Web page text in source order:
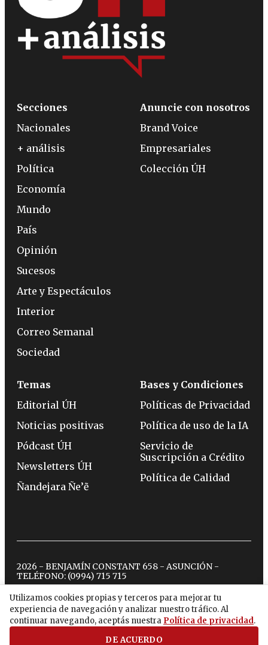
Utilizamos cookies propias y terceros para mejorar tu
experiencia de navegación y analizar nuestro tráfico. Al
continuar navegando, aceptás nuestra Política de privacidad.
DE ACUERDO
Secciones
Nacionales
+ análisis
Política
Economía
Mundo
País
Opinión
Sucesos
Arte y Espectáculos
Interior
Correo Semanal
Sociedad
Anuncie con nosotros
Brand Voice
Empresariales
Colección ÚH
Temas
Editorial ÚH
Noticias positivas
Pódcast ÚH
Newsletters ÚH
Ñandejara Ñe’ẽ
Bases y Condiciones
Políticas de Privacidad
Política de uso de la IA
Servicio de
Suscripción a Crédito
Política de Calidad
2026 - BENJAMÍN CONSTANT 658 - ASUNCIÓN -
TELÉFONO: (0994) 715 715
twitterinstagram
facebook
tiktokyoutubespotify